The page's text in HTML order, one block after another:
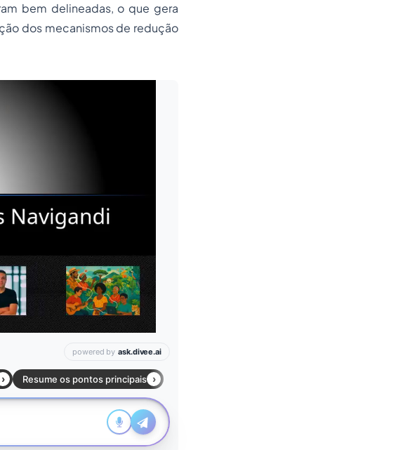
bem delineadas, o que gera
dos mecanismos de redução